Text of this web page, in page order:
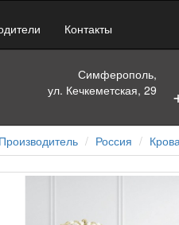
Контакты
Симферополь,
ул. Кечкеметская, 29
Россия